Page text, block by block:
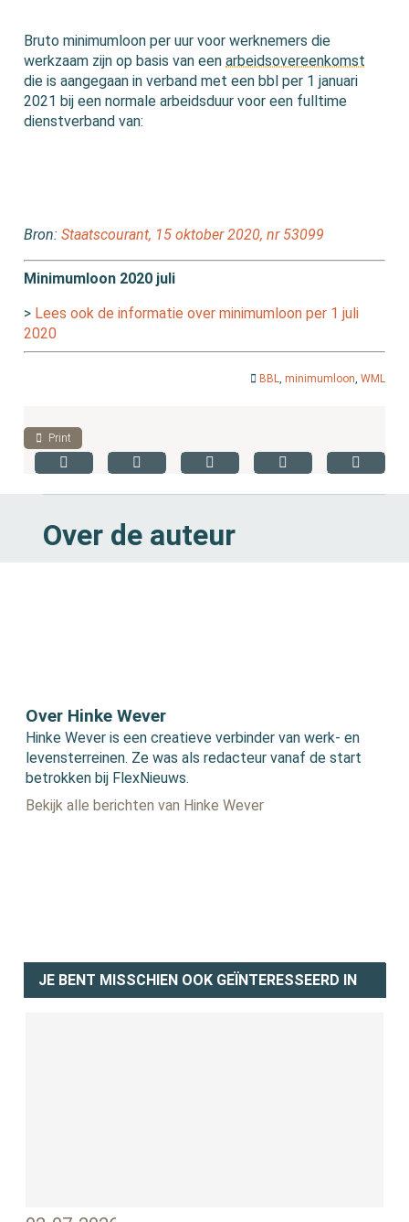
Bruto minimumloon per uur voor werknemers die
werkzaam zijn op basis van eenarbeidsovereenkomst
die is aangegaan in verband met een bbl per 1 januari
2021 bij een normale arbeidsduur voor een fulltime
dienstverband van:
Bron:Staatscourant, 15 oktober 2020, nr 53099
Minimumloon 2020 juli
> Lees ook de informatie over minimumloon per 1 juli
2020
BBL, minimumloon, WML
Print
Over de auteur
Over Hinke Wever
Hinke Wever is een creatieve verbinder van werk- en
levensterreinen. Ze was als redacteur vanaf de start
betrokken bij FlexNieuws.
Bekijk alle berichten van Hinke Wever
JE BENT MISSCHIEN OOK GEÏNTERESSEERD IN